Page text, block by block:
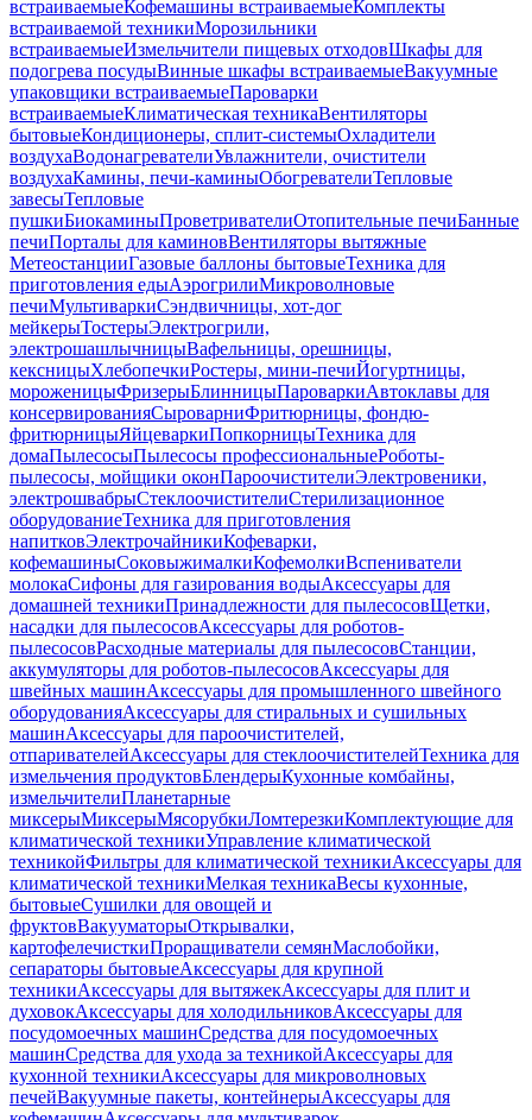
встраиваемыеКофемашины встраиваемыеКомплекты
встраиваемой техникиМорозильники
встраиваемыеИзмельчители пищевых отходовШкафы для
подогрева посудыВинные шкафы встраиваемыеВакуумные
упаковщики встраиваемыеПароварки
встраиваемыеКлиматическая техникаВентиляторы
бытовыеКондиционеры, сплит-системыОхладители
воздухаВодонагревателиУвлажнители, очистители
воздухаКамины, печи-каминыОбогревателиТепловые
завесыТепловые
пушкиБиокаминыПроветривателиОтопительные печиБанные
печиПорталы для каминовВентиляторы вытяжные
МетеостанцииГазовые баллоны бытовыеТехника для
приготовления едыАэрогрилиМикроволновые
печиМультиваркиСэндвичницы, хот-дог
мейкерыТостерыЭлектрогрили,
электрошашлычницыВафельницы, орешницы,
кексницыХлебопечкиРостеры, мини-печиЙогуртницы,
мороженицыФризерыБлинницыПароваркиАвтоклавы для
консервированияСыроварниФритюрницы, фондю-
фритюрницыЯйцеваркиПопкорницыТехника для
домаПылесосыПылесосы профессиональныеРоботы-
пылесосы, мойщики оконПароочистителиЭлектровеники,
электрошвабрыСтеклоочистителиСтерилизационное
оборудованиеТехника для приготовления
напитковЭлектрочайникиКофеварки,
кофемашиныСоковыжималкиКофемолкиВспениватели
молокаСифоны для газирования водыАксессуары для
домашней техникиПринадлежности для пылесосовЩетки,
насадки для пылесосовАксессуары для роботов-
пылесосовРасходные материалы для пылесосовСтанции,
аккумуляторы для роботов-пылесосовАксессуары для
швейных машинАксессуары для промышленного швейного
оборудованияАксессуары для стиральных и сушильных
машинАксессуары для пароочистителей,
отпаривателейАксессуары для стеклоочистителейТехника для
измельчения продуктовБлендерыКухонные комбайны,
измельчителиПланетарные
миксерыМиксерыМясорубкиЛомтерезкиКомплектующие для
климатической техникиУправление климатической
техникойФильтры для климатической техникиАксессуары для
климатической техникиМелкая техникаВесы кухонные,
бытовыеСушилки для овощей и
фруктовВакууматорыОткрывалки,
картофелечисткиПроращиватели семянМаслобойки,
сепараторы бытовыеАксессуары для крупной
техникиАксессуары для вытяжекАксессуары для плит и
духовокАксессуары для холодильниковАксессуары для
посудомоечных машинСредства для посудомоечных
машинСредства для ухода за техникойАксессуары для
кухонной техникиАксессуары для микроволновых
печейВакуумные пакеты, контейнерыАксессуары для